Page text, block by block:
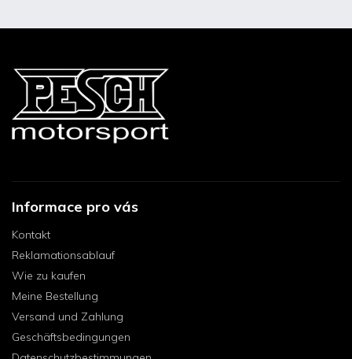
Informace pro vás
Kontakt
Reklamationsablauf
Wie zu kaufen
Meine Bestellung
Versand und Zahlung
Geschäftsbedingungen